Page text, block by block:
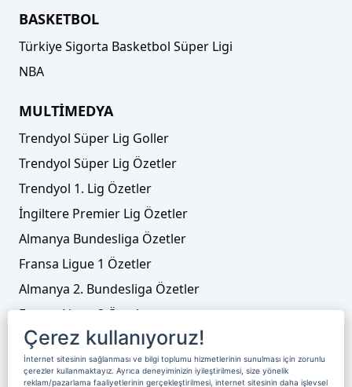
Şampiyon Filenin Sultanları için karşılama
töreni! İşte ilk açıklamalar
BASKETBOL
Türkiye Sigorta Basketbol Süper Ligi
NBA
MULTİMEDYA
Trendyol Süper Lig Goller
Trendyol Süper Lig Özetler
Trendyol 1. Lig Özetler
İngiltere Premier Lig Özetler
Almanya Bundesliga Özetler
Fransa Ligue 1 Özetler
Almanya 2. Bundesliga Özetler
Fransa Ligue 2 Özetler
Tenis
Video Liste
Çerez kullanıyoruz!
İnternet sitesinin sağlanması ve bilgi toplumu hizmetlerinin sunulması için zorunlu
çerezler kullanmaktayız. Ayrıca deneyiminizin iyileştirilmesi, size yönelik
reklam/pazarlama faaliyetlerinin gerçekleştirilmesi, internet sitesinin daha işlevsel